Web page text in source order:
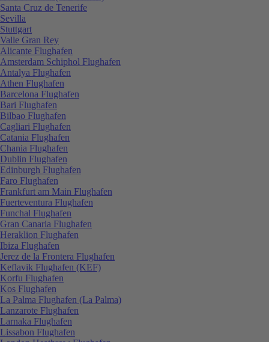
Santa Cruz de Tenerife
Sevilla
Stuttgart
Valle Gran Rey
Alicante Flughafen
Amsterdam Schiphol Flughafen
Antalya Flughafen
Athen Flughafen
Barcelona Flughafen
Bari Flughafen
Bilbao Flughafen
Cagliari Flughafen
Catania Flughafen
Chania Flughafen
Dublin Flughafen
Edinburgh Flughafen
Faro Flughafen
Frankfurt am Main Flughafen
Fuerteventura Flughafen
Funchal Flughafen
Gran Canaria Flughafen
Heraklion Flughafen
Ibiza Flughafen
Jerez de la Frontera Flughafen
Keflavik Flughafen (KEF)
Korfu Flughafen
Kos Flughafen
La Palma Flughafen (La Palma)
Lanzarote Flughafen
Larnaka Flughafen
Lissabon Flughafen